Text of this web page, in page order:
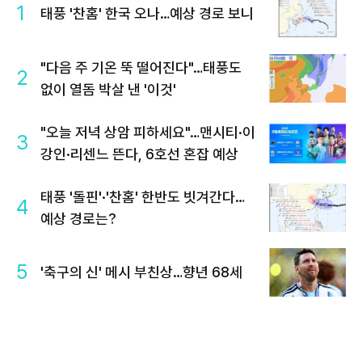
1 태풍 '찬홈' 한국 오나…예상 경로 보니
2
"다음 주 기온 뚝 떨어진다"…태풍도
없이 열돔 박살 낸 '이것'
3
"오늘 저녁 상암 피하세요"…맨시티·이
강인·리센느 뜬다, 6호선 혼잡 예상
4
태풍 '돌핀'·'찬홈' 한반도 빗겨간다…
예상 경로는?
5 '축구의 신' 메시 부친상…향년 68세